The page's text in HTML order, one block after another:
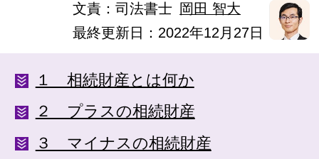
文責：司法書士 岡田 智大
最終更新日：2022年12月27日
１ 相続財産とは何か
２ プラスの相続財産
３ マイナスの相続財産